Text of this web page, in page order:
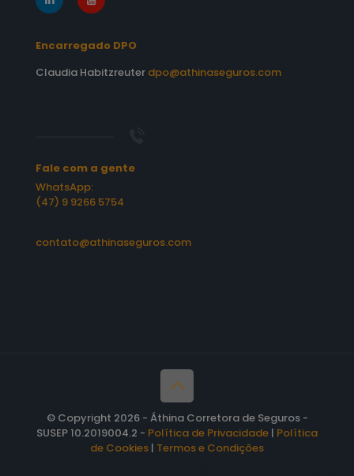
Encarregado DPO
Claudia Habitzreuter dpo@athinaseguros.com
Fale com a gente
WhatsApp:
(47) 9 9266 5754
contato@athinaseguros.com
© Copyright 2026 - Áthina Corretora de Seguros -
SUSEP 10.2019004.2 - Política de Privacidade | Política
de Cookies | Termos e Condições